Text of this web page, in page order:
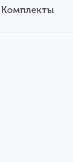
Комплекты